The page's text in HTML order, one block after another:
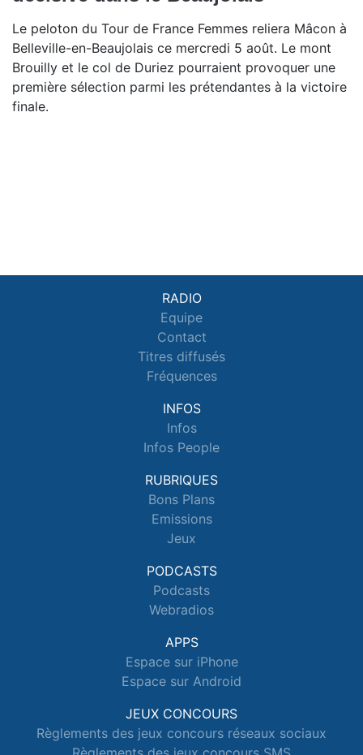
Le peloton du Tour de France Femmes reliera Mâcon à
Belleville-en-Beaujolais ce mercredi 5 août. Le mont
Brouilly et le col de Duriez pourraient provoquer une
première sélection parmi les prétendantes à la victoire
finale.
RADIO
Equipe
Contact
Titres diffusés
Fréquences
INFOS
Infos
Infos People
RUBRIQUES
Bons Plans
Emissions
Jeux
PODCASTS
Podcasts
Webradios
APPS
Espace sur iPhone
Espace sur Android
JEUX CONCOURS
Règlements des jeux concours réseaux sociaux